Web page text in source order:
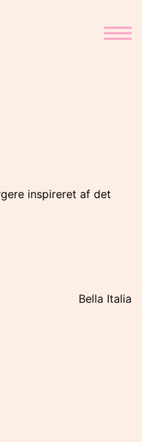
inspireret af det
Bella Italia